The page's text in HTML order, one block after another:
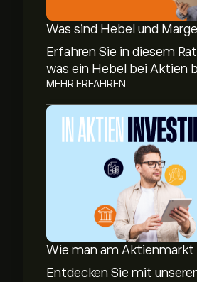
Was sind Hebel und
Erfahren Sie in diesem
was ein Hebel bei Aktien
MEHR ERFAHREN
Wie man am
Entdecken Sie mit